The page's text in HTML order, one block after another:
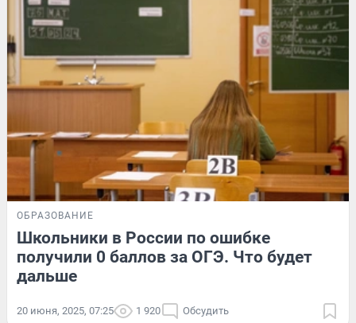
ОБРАЗОВАНИЕ
Школьники в России по ошибке
получили 0 баллов за ОГЭ. Что будет
дальше
20 июня, 2025, 07:25 1 920 Обсудить